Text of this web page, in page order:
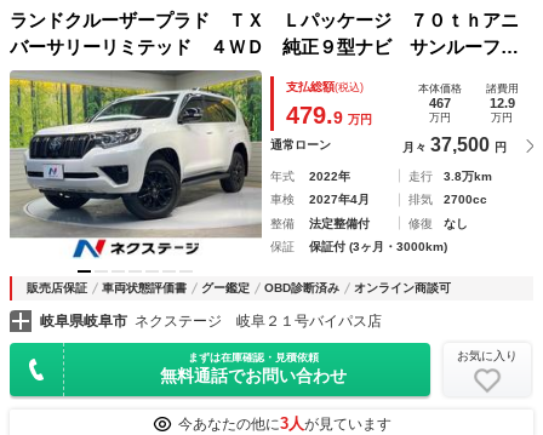
ランドクルーザープラド ＴＸ Ｌパッケージ ７０ｔｈアニ
バーサリーリミテッド ４ＷＤ 純正９型ナビ サンルーフ
全周囲カメラ 衝突被害軽減システム レーダークルーズ 禁
煙車 レザーシート 前席シートエアコン コーナーセンサ
ー ＬＥＤヘッド ＥＴＣ２．０ 純正１８インチアルミ
支払総額(税込)
479.9 万円
本体価格
467
万円
諸費用
12.9
万円
通常ローン 月々 37,500 円
年式 2022年 走行
3.8万km
車検
2027年4月 排気
2700cc
整備
法定整備付 修復
なし
保証
保証付 (3ヶ月・3000km)
販売店保証 車両状態評価書 グー鑑定 OBD診断済み オンライン商談可
岐阜県岐阜市 ネクステージ 岐阜２１号バイパス店
まずは在庫確認・見積依頼
無料通話でお問い合わせ
お気に入り
今あなたの他に3人が見ています